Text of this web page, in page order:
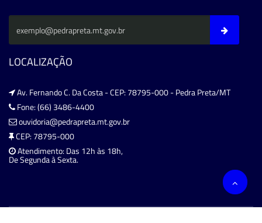
LOCALIZAÇÃO
Av. Fernando C. Da Costa - CEP: 78795-000 - Pedra Preta/MT
Fone: (66) 3486-4400
ouvidoria@pedrapreta.mt.gov.br
CEP: 78795-000
Atendimento: Das 12h às 18h,
De Segunda à Sexta.